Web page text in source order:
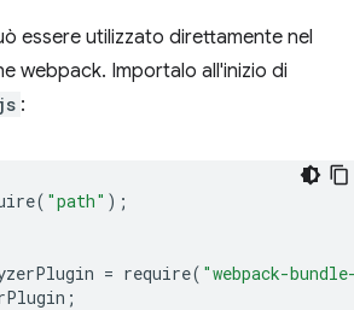
essere utilizzato direttamente nel
webpack. Importalo all'inizio di
:
( "path" );
= require( "webpack-
;